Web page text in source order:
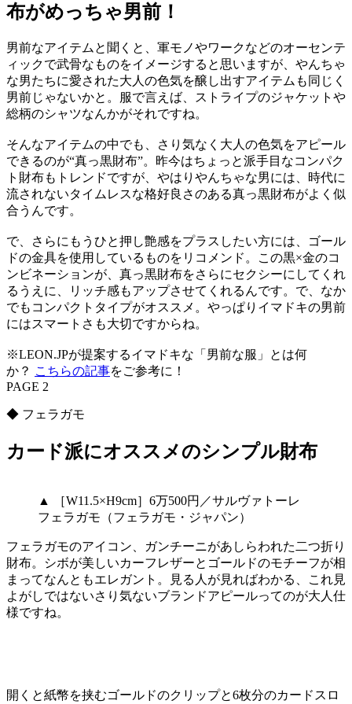
布がめっちゃ男前！
男前なアイテムと聞くと、軍モノやワークなどのオーセンテ
ィックで武骨なものをイメージすると思いますが、やんちゃ
な男たちに愛された大人の色気を醸し出すアイテムも同じく
男前じゃないかと。服で言えば、ストライプのジャケットや
総柄のシャツなんかがそれですね。
そんなアイテムの中でも、さり気なく大人の色気をアピール
できるのが“真っ黒財布”。昨今はちょっと派手目なコンパク
ト財布もトレンドですが、やはりやんちゃな男には、時代に
流されないタイムレスな格好良さのある真っ黒財布がよく似
合うんです。
で、さらにもうひと押し艶感をプラスしたい方には、ゴール
ドの金具を使用しているものをリコメンド。この黒×金のコ
ンビネーションが、真っ黒財布をさらにセクシーにしてくれ
るうえに、リッチ感もアップさせてくれるんです。で、なか
でもコンパクトタイプがオススメ。やっぱりイマドキの男前
にはスマートさも大切ですからね。
※LEON.JPが提案するイマドキな「男前な服」とは何
か？ こちらの記事をご参考に！
PAGE 2
◆ フェラガモ
カード派にオススメのシンプル財布
▲ ［W11.5×H9cm］6万500円／サルヴァトーレ
フェラガモ（フェラガモ・ジャパン）
フェラガモのアイコン、ガンチーニがあしらわれた二つ折り
財布。シボが美しいカーフレザーとゴールドのモチーフが相
まってなんともエレガント。見る人が見ればわかる、これ見
よがしではないさり気ないブランドアピールってのが大人仕
様ですね。
開くと紙幣を挟むゴールドのクリップと6枚分のカードスロ